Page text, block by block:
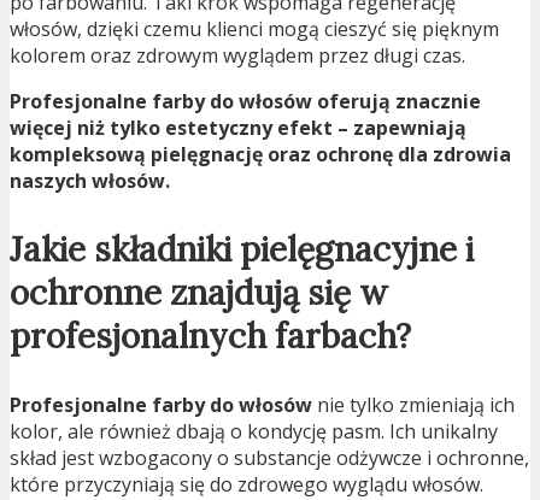
włosów, dzięki czemu klienci mogą cieszyć się pięknym
kolorem oraz zdrowym wyglądem przez długi czas.
Profesjonalne farby do włosów oferują znacznie
więcej niż tylko estetyczny efekt – zapewniają
kompleksową pielęgnację oraz ochronę dla zdrowia
naszych włosów.
Jakie składniki pielęgnacyjne i
ochronne znajdują się w
profesjonalnych farbach?
Profesjonalne farby do włosów nie tylko zmieniają ich
kolor, ale również dbają o kondycję pasm. Ich unikalny
skład jest wzbogacony o substancje odżywcze i ochronne,
które przyczyniają się do zdrowego wyglądu włosów.